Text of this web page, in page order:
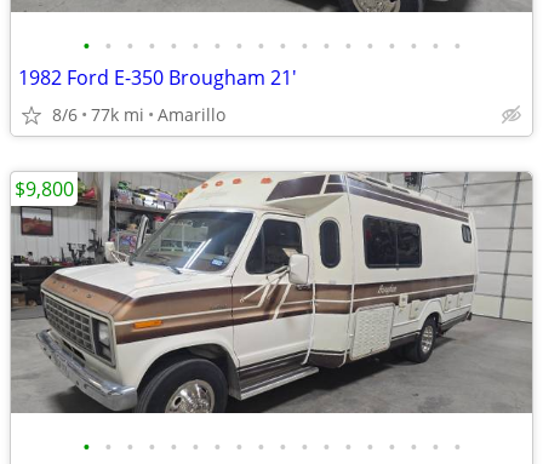
• • • • • • • • • • • • • • • • • •
1982 Ford E-350 Brougham 21'
8/6 77k mi Amarillo
• • • • • • • • • • • • • • • • • •
$9,800